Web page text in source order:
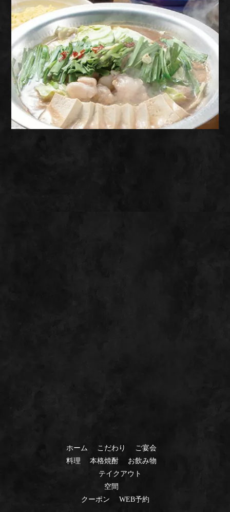
ホーム こだわり
ご宴会
料理
本格焼酎
お飲み物
テイクアウト
空間
クーポン
WEB予約